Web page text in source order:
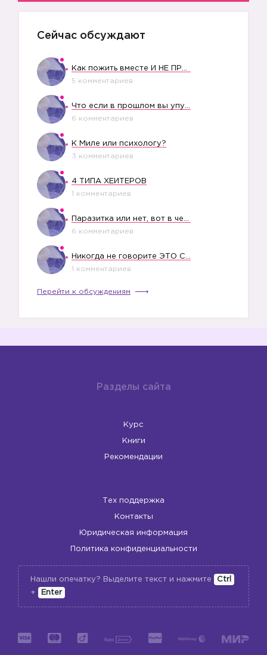
Сейчас обсуждают
5 комментариев
6 комментариев
К Миле или психологу?
3 комментариев
4 ТИПА ХЕЙТЕРОВ
1 комментариев
6 комментариев
1 комментариев
Перейти к обсуждениям
Разделы сайта
Курс
Книги
Рекомендации
Тех поддержка
Контакты
Юридическая информация
Политика конфиденциальности
Нашли опечатку? Выделите текст и нажмите
Ctrl
+
Enter